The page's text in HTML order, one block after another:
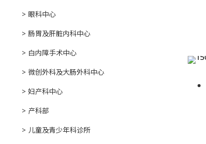
眼科中心
肠胃及肝脏内科中心
白内障手术中心
微创外科及大肠外科中心
妇产科中心
产科部
儿童及青少年科诊所